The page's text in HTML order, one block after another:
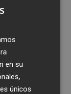
el trofeo
Minera del
en su
únicos